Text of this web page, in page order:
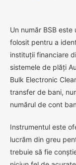
Un număr BSB
folosit pentru a
instituții financiare
sistemele de plăți
Bulk Electronic
transfer de bani,
numărul de cont
Instrumentul este
lucrăm din greu
trebuie să fie